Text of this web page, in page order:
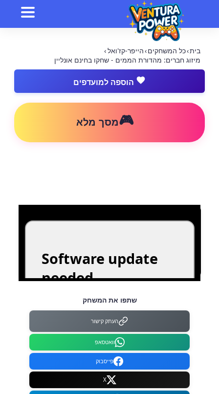
בית›כל המשחקים›הייפר-קז'ואל›
מיזוג חברים: מהדורת הממים - שחקו בחינם אונליין
הוספה למועדפים
🎮מסך מלא
שתפו את המשחק
העתק קישור
וואטסאפ
פייסבוק
X